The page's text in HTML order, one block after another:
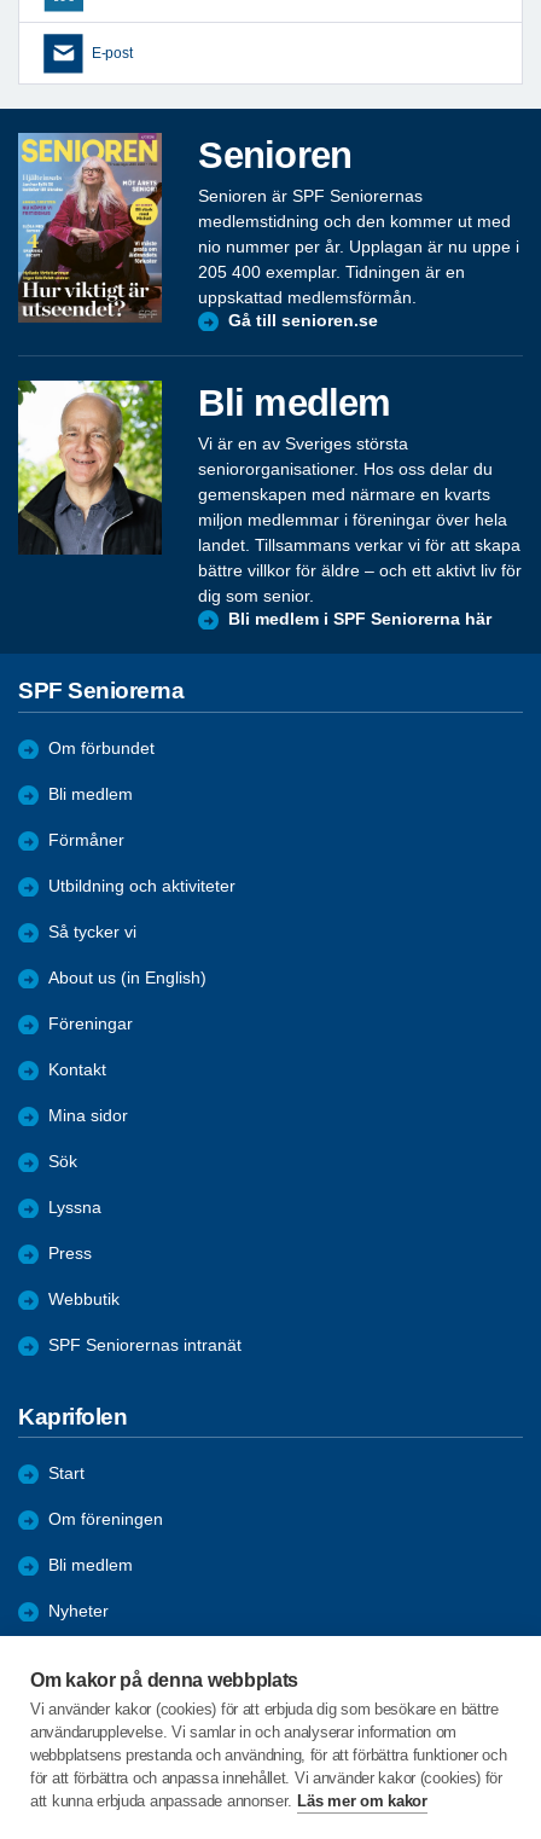
Om kakor på denna webbplats
Vi använder kakor (cookies) för att erbjuda dig som besökare en bättre
användarupplevelse. Vi samlar in och analyserar information om
webbplatsens prestanda och användning, för att förbättra funktioner och
för att förbättra och anpassa innehållet. Vi använder kakor (cookies) för
att kunna erbjuda anpassade annonser. Läs mer om kakor
E-post
Senioren
Senioren är SPF Seniorernas
medlemstidning och den kommer ut med
nio nummer per år. Upplagan är nu uppe i
205 400 exemplar. Tidningen är en
uppskattad medlemsförmån.
Gå till senioren.se
Bli medlem
Vi är en av Sveriges största
seniororganisationer. Hos oss delar du
gemenskapen med närmare en kvarts
miljon medlemmar i föreningar över hela
landet. Tillsammans verkar vi för att skapa
bättre villkor för äldre – och ett aktivt liv för
dig som senior.
Bli medlem i SPF Seniorerna här
SPF Seniorerna
Om förbundet
Bli medlem
Förmåner
Utbildning och aktiviteter
Så tycker vi
About us (in English)
Föreningar
Kontakt
Mina sidor
Sök
Lyssna
Press
Webbutik
SPF Seniorernas intranät
Kaprifolen
Start
Om föreningen
Bli medlem
Nyheter
Hälsovågen
Arkiv
Bilder